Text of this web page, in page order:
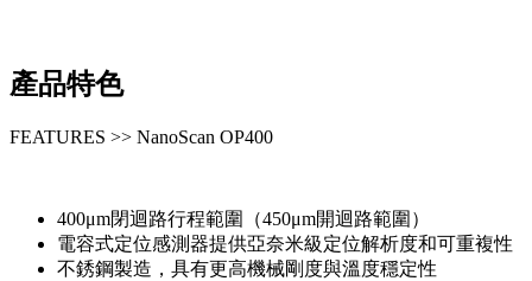
產品特色
FEATURES >> NanoScan OP400
400μm閉迴路行程範圍（450μm開迴路範圍）
電容式定位感測器提供亞奈米級定位解析度和可重複性
不銹鋼製造，具有更高機械剛度與溫度穩定性